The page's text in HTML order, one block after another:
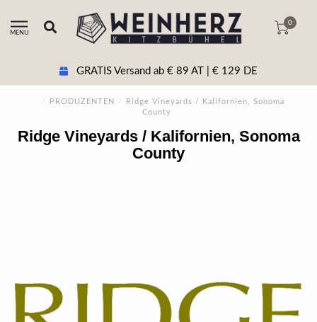
MENU
0
GRATIS Versand ab € 89 AT | € 129 DE
/ PRODUZENTEN /
Ridge Vineyards / Kalifornien, Sonoma
County
Ridge Vineyards / Kalifornien, Sonoma
County